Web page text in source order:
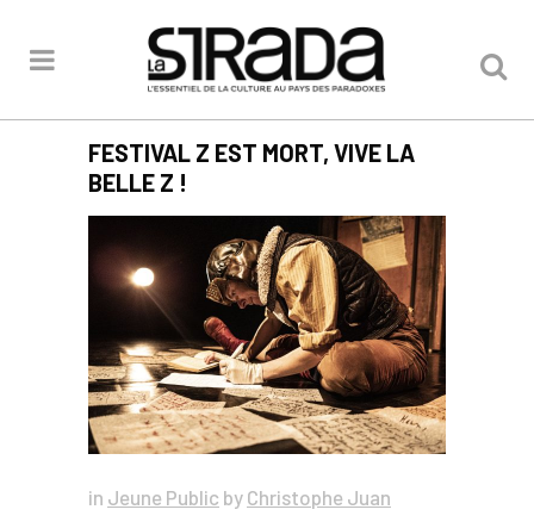
FESTIVAL Z EST MORT, VIVE LA
BELLE Z !
in Jeune Public by Christophe Juan